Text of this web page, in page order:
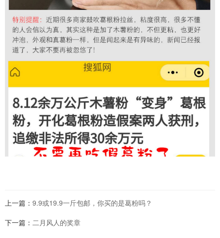
上一篇： 9.9或19.9一斤包邮，你买的是葛粉吗？
下一篇： 二月风人的奖章